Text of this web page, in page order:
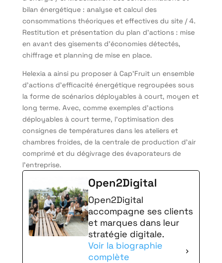
bilan énergétique : analyse et calcul des
consommations théoriques et effectives du site / 4.
Restitution et présentation du plan d’actions : mise
en avant des gisements d’économies détectés,
chiffrage et planning de mise en place.
Helexia a ainsi pu proposer à Cap’Fruit un ensemble
d’actions d’efficacité énergétique regroupées sous
la forme de scénarios déployables à court, moyen et
long terme. Avec, comme exemples d’actions
déployables à court terme, l’optimisation des
consignes de températures dans les ateliers et
chambres froides, de la centrale de production d’air
comprimé et du dégivrage des évaporateurs de
l’entreprise.
Open2Digital
Open2Digital
accompagne ses clients
et marques dans leur
stratégie digitale.
Voir la biographie
complète